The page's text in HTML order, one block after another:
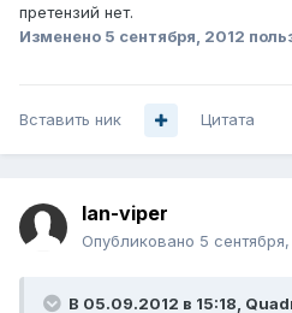
претензий нет.
Изменено 5 сентября, 2012
Вставить ник Цитата
lan-viper
Опубликовано 5
В 05.09.2012 в 15:18,